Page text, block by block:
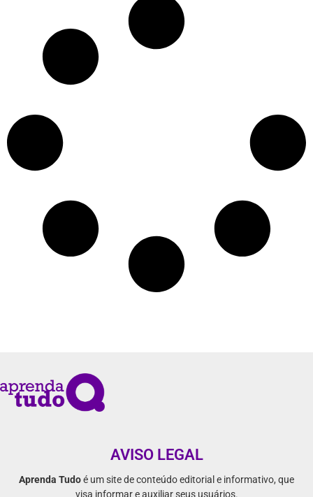
AVISO LEGAL
Aprenda Tudoé um site de conteúdo editorial e informativo, que